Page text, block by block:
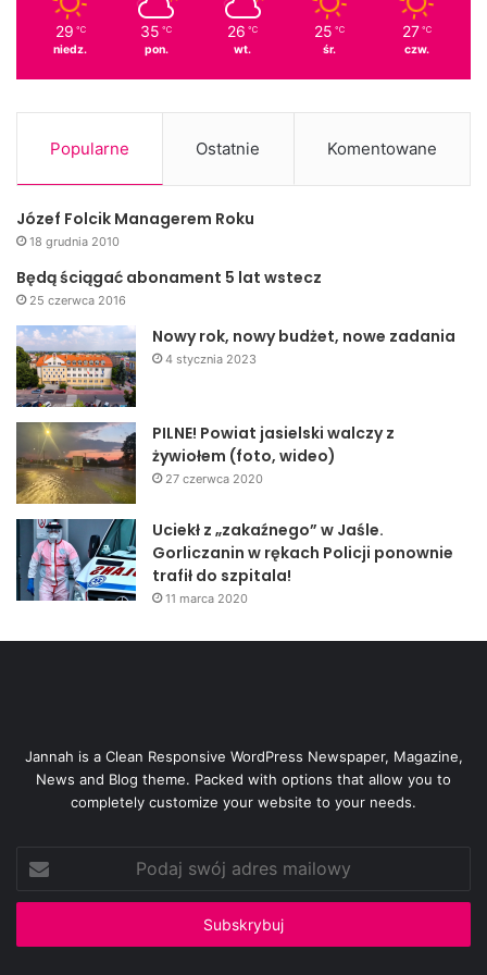
29 ℃
niedz.
35 ℃
pon.
26 ℃
wt.
25 ℃
śr.
27 ℃
czw.
Popularne Ostatnie Komentowane
Józef Folcik Managerem Roku
18 grudnia 2010
Będą ściągać abonament 5 lat wstecz
25 czerwca 2016
Nowy rok, nowy budżet, nowe zadania
4 stycznia 2023
PILNE! Powiat jasielski walczy z
żywiołem (foto, wideo)
27 czerwca 2020
Uciekł z „zakaźnego” w Jaśle.
Gorliczanin w rękach Policji ponownie
trafił do szpitala!
11 marca 2020
Jannah is a Clean Responsive WordPress Newspaper, Magazine,
News and Blog theme. Packed with options that allow you to
completely customize your website to your needs.
swój
adres